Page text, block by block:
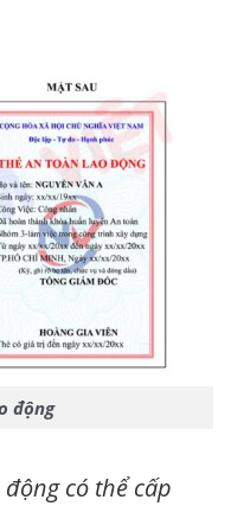
động
có thể cấp